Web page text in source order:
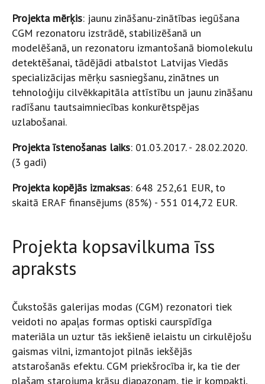
Projekta mērķis: jaunu zināšanu-zinātības iegūšana
CGM rezonatoru izstrādē, stabilizēšanā un
modelēšanā, un rezonatoru izmantošanā biomolekulu
detektēšanai, tādējādi atbalstot Latvijas Viedās
specializācijas mērķu sasniegšanu, zinātnes un
tehnoloģiju cilvēkkapitāla attīstību un jaunu zināšanu
radīšanu tautsaimniecības konkurētspējas
uzlabošanai.
Projekta īstenošanas laiks: 01.03.2017. - 28.02.2020.
(3 gadi)
Projekta kopējās izmaksas: 648 252,61 EUR, to
skaitā ERAF finansējums (85%) - 551 014,72 EUR.
Projekta kopsavilkuma īss
apraksts
Čukstošās galerijas modas (CGM) rezonatori tiek
veidoti no apaļas formas optiski caurspīdīga
materiāla un uztur tās iekšienē ielaistu un cirkulējošu
gaismas vilni, izmantojot pilnās iekšējās
atstarošanās efektu. CGM priekšrocība ir, ka tie der
plašam starojuma krāsu diapazonam, tie ir kompakti,